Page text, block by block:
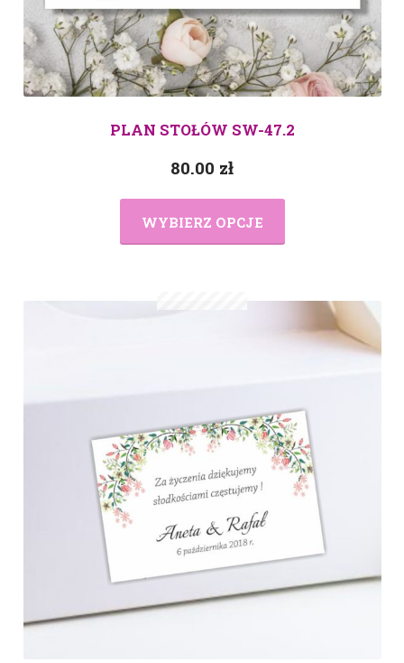
PLAN STOŁÓW SW-47.2
80.00 zł
WYBIERZ OPCJE